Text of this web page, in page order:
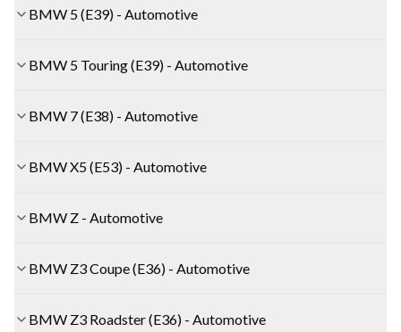
BMW 5 (E39) - Automotive
BMW 5 Touring (E39) - Automotive
BMW 7 (E38) - Automotive
BMW X5 (E53) - Automotive
BMW Z - Automotive
BMW Z3 Coupe (E36) - Automotive
BMW Z3 Roadster (E36) - Automotive